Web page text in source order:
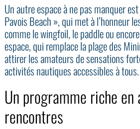
Un autre espace à ne pas manquer
Pavois Beach », qui met à l’honneur
comme le wingfoil, le paddle ou
espace, qui remplace la plage des
attirer les amateurs de sensations
activités nautiques accessibles à tous.
Un programme riche
rencontres